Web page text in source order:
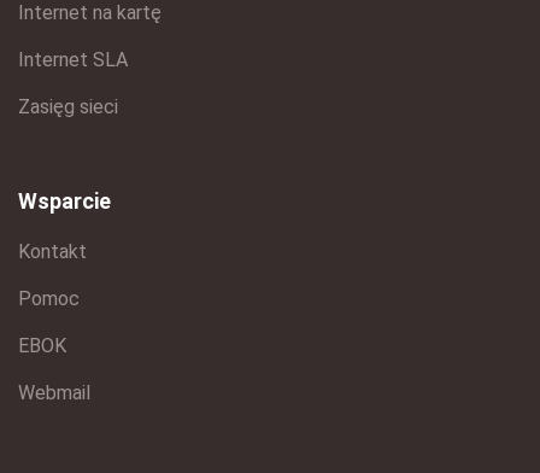
Internet na kartę
Internet SLA
Zasięg sieci
Wsparcie
Kontakt
Pomoc
EBOK
Webmail